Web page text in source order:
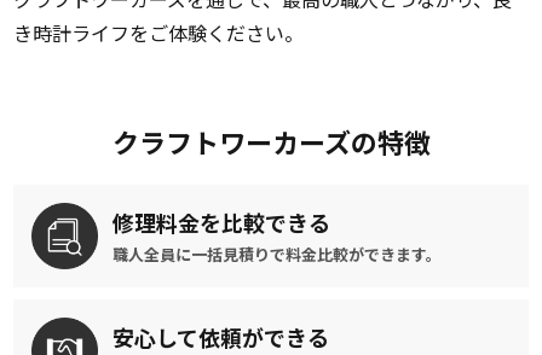
き時計ライフをご体験ください。
クラフトワーカーズの特徴
修理料金を比較できる
職人全員に一括見積りで料金比較ができます。
安心して依頼ができる